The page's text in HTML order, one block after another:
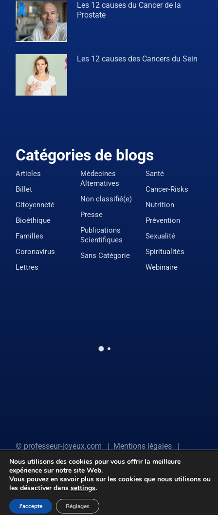
Les 12 causes du Cancer de la
Prostate
Les 12 causes des Cancers du Sein
Catégories de blogs
Articles
Billet
Citoyenneté
Bioéthique
Familles
Coronavirus
Lettres
Médecines
Alternatives
Non classifié(e)
Presse
Publications
Scientifiques
Sans Catégorie
Santé
Cancer-Risks
Nutrition
Prévention
Sexualité
Spiritualités
Webinaire
© professeur-joyeux.com Mentions légales
Association Familles Santé Prévention
Nous utilisons des cookies pour vous offrir la meilleure
expérience sur notre site Web.
Vous pouvez en savoir plus sur les cookies que nous utilisons ou
les désactiver dans settings.
J'accepte Réglages